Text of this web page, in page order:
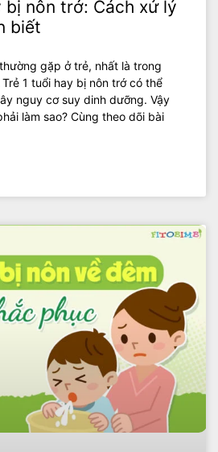
bị nôn trớ: Cách xử lý
biết
gặp ở trẻ, nhất là trong
1 tuổi hay bị nôn trớ có thể
nguy cơ suy dinh dưỡng. Vậy
làm sao? Cùng theo dõi bài